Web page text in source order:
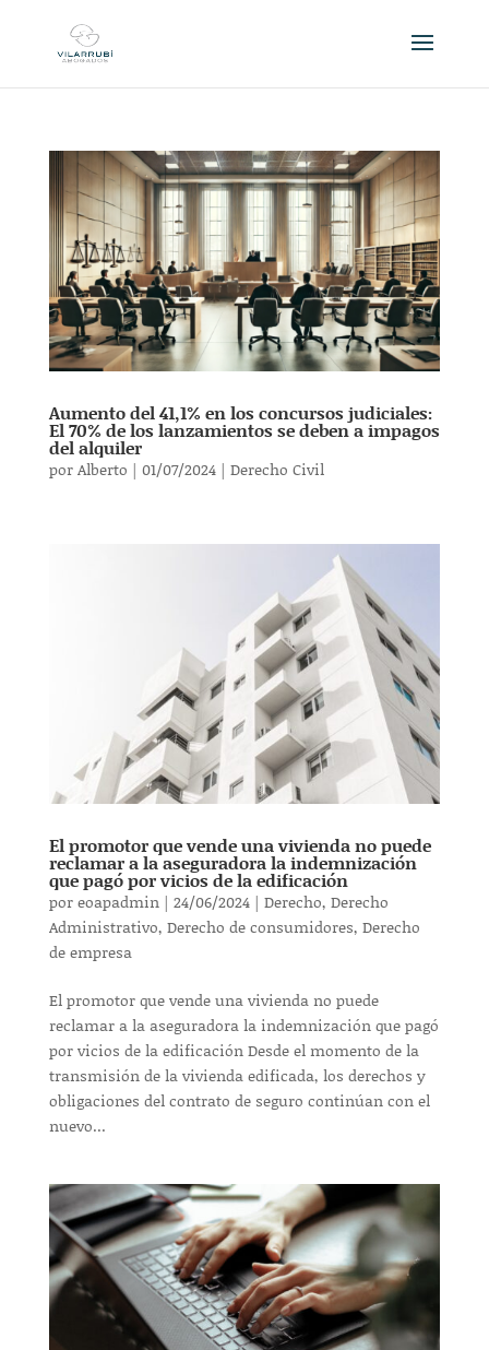
Aumento del 41,1% en los concursos judiciales:
El 70% de los lanzamientos se deben a impagos
del alquiler
porAlberto | 01/07/2024| Derecho Civil
El promotor que vende una vivienda no puede
reclamar a la aseguradora la indemnización
que pagó por vicios de la edificación
poreoapadmin| 24/06/2024| Derecho, Derecho
Administrativo, Derecho de consumidores, Derecho
de empresa
El promotor que vende una vivienda no puede
reclamar a la aseguradora la indemnización que pagó
por vicios de la edificación Desde el momento de la
transmisión de la vivienda edificada, los derechos y
obligaciones del contrato de seguro continúan con el
nuevo...